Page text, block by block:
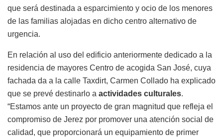
que será destinada a esparcimiento y ocio de los menores
de las familias alojadas en dicho centro alternativo de
urgencia.
En relación al uso del edificio anteriormente dedicado a la
residencia de mayores Centro de acogida San José, cuya
fachada da a la calle Taxdirt, Carmen Collado ha explicado
que se prevé destinarlo a actividades culturales.
“Estamos ante un proyecto de gran magnitud que refleja el
compromiso de Jerez por promover una atención social de
calidad, que proporcionará un equipamiento de primer